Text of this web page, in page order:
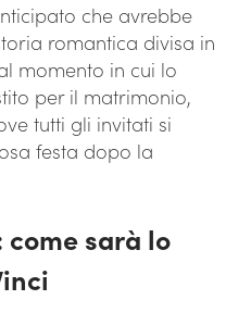
che avrebbe
romantica divisa in
momento in cui lo
per il matrimonio,
tutti gli invitati si
festa dopo la
come sarà lo